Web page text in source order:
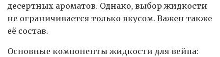
десертных ароматов. Однако, выбор жидкости
не ограничивается только вкусом. Важен также
её состав.
Основные компоненты жидкости для вейпа: